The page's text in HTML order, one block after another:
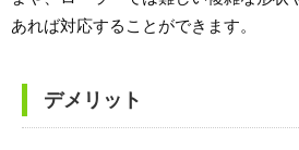
あれば対応することができます。
デメリット